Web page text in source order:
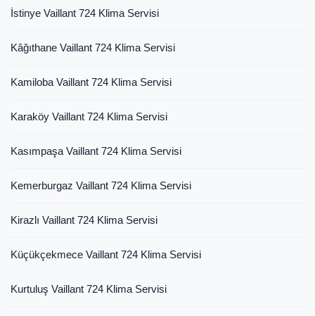
İstinye Vaillant 724 Klima Servisi
Kâğıthane Vaillant 724 Klima Servisi
Kamiloba Vaillant 724 Klima Servisi
Karaköy Vaillant 724 Klima Servisi
Kasımpaşa Vaillant 724 Klima Servisi
Kemerburgaz Vaillant 724 Klima Servisi
Kirazlı Vaillant 724 Klima Servisi
Küçükçekmece Vaillant 724 Klima Servisi
Kurtuluş Vaillant 724 Klima Servisi